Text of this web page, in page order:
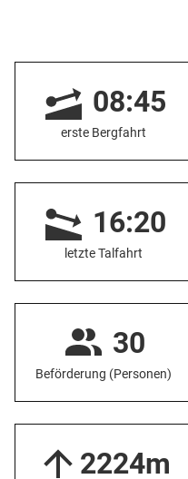
08:45
erste Bergfahrt
16:20
letzte Talfahrt
30
Beförderung (Personen)
2224m